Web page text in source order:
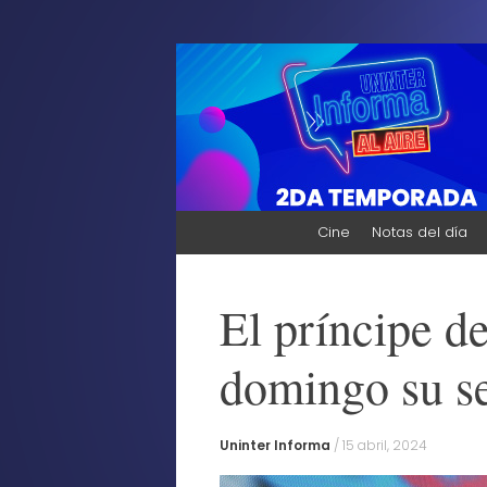
Uninter Informa
¡Bienvenidos al sitio de Uninter Informa
¡Bienvenido!
to
Cine Notas del día
El príncipe
domingo su
Uninter Informa /15 abril, 2024